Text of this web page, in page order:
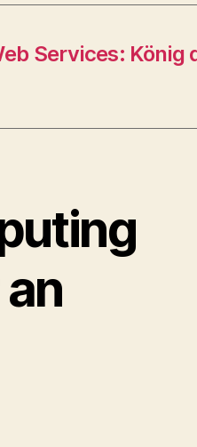
Services: König